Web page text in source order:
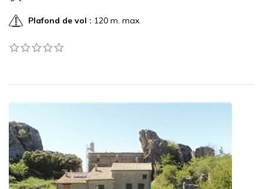
Plafond de vol : 120 m. max.